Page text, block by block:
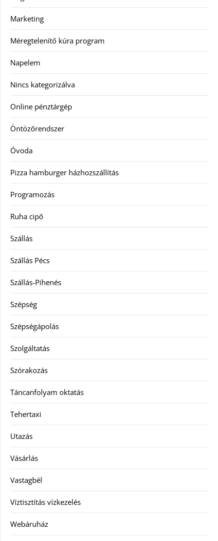
Marketing
Méregtelenítő kúra program
Napelem
Nincs kategorizálva
Online pénztárgép
Öntözőrendszer
Óvoda
Pizza hamburger házhozszállítás
Programozás
Ruha cipő
Szállás
Szállás Pécs
Szállás-Pihenés
Szépség
Szépségápolás
Szolgáltatás
Szórakozás
Táncanfolyam oktatás
Tehertaxi
Utazás
Vásárlás
Vastagbél
Víztisztítás vízkezelés
Webáruház